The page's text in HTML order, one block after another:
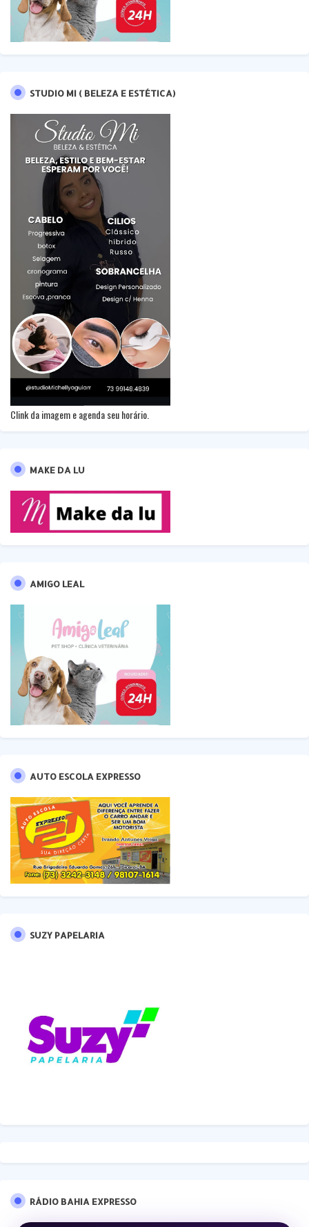
STUDIO MI ( BELEZA E ESTÉTICA)
Clink da imagem e agenda seu horário.
MAKE DA LU
AMIGO LEAL
AUTO ESCOLA EXPRESSO
SUZY PAPELARIA
RÁDIO BAHIA EXPRESSO